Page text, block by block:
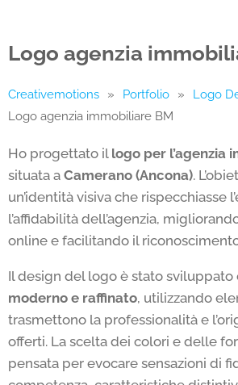
Logo agenzia
Creativemotions » Portfolio » Logo
Logo agenzia immobiliare BM
Ho progettato il logo per l’agenzia
situata a Camerano (Ancona).
un’identità visiva che rispecchiasse
l’affidabilità dell’agenzia,
online e facilitando il
Il design del logo è stato sviluppato
moderno e raffinato, utilizzando
trasmettono la professionalità e
offerti. La scelta dei colori e delle
pensata per evocare sensazioni di